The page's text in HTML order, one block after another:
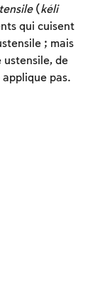
(kéli
qui cuisent
; mais
ustensile, de
applique pas.
étudié,